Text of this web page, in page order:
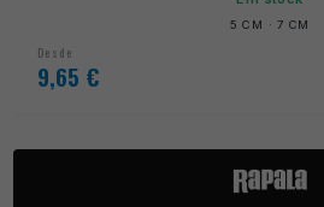
5 CM · 7 CM
Desde
9,65 €